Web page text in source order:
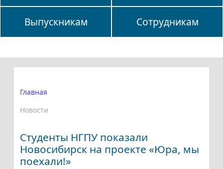
Выпускникам Сотрудникам
Главная
Новости
Студенты НГПУ показали
Новосибирск на проекте «Юра, мы
поехали!»